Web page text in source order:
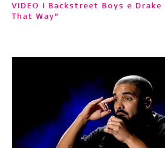
VIDEO I Backstreet Boys e Drake cantano "I Want It
That Way"